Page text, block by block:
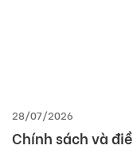
28/07/2026
Chính sách và